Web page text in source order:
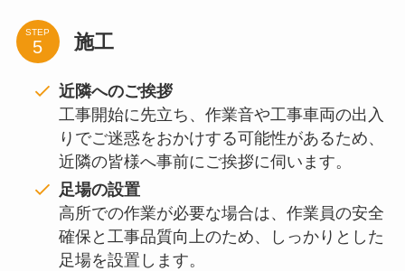
STEP 施工
近隣へのご挨拶
工事開始に先立ち、作業音や工事車両の出入
りでご迷惑をおかけする可能性があるため、
近隣の皆様へ事前にご挨拶に伺います。
足場の設置
高所での作業が必要な場合は、作業員の安全
確保と工事品質向上のため、しっかりとした
足場を設置します。